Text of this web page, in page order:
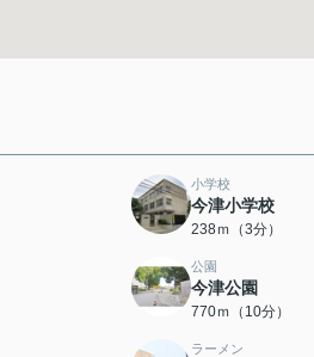
小学校
今津小学校
238ｍ（3分）
公園
今津公園
770ｍ（10分）
ラーメン